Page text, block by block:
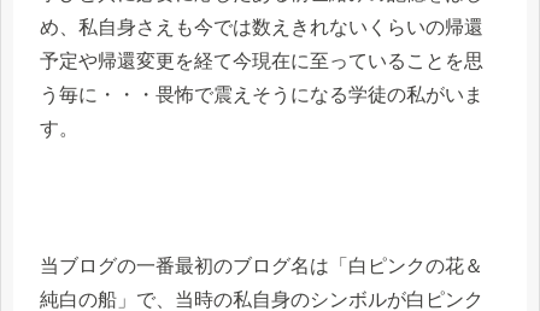
め、私自身さえも今では数えきれないくらいの帰還
予定や帰還変更を経て今現在に至っていることを思
う毎に・・・畏怖で震えそうになる学徒の私がいま
す。
当ブログの一番最初のブログ名は「白ピンクの花＆
純白の船」で、当時の私自身のシンボルが白ピンク